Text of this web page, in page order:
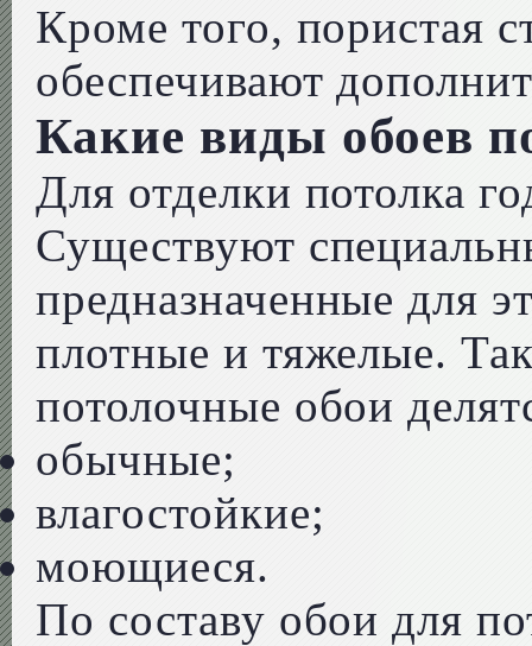
Кроме того, пористая
обеспечивают
Какие виды обоев
Для отделки потолка
Существуют
предназначенные для
плотные и тяжелые.
потолочные обои
обычные;
влагостойкие;
моющиеся.
По составу обои для